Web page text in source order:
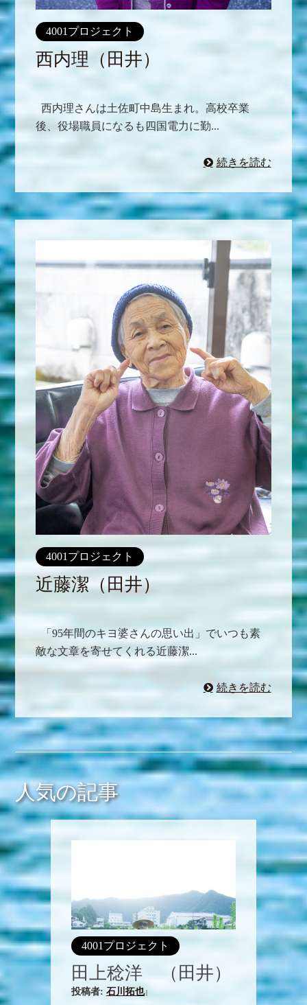
4001プロジェクト
西内理（田井）
西内理さんは土佐町中島生まれ。高校卒業
後、役場職員になるも四国電力に勤...
続きを読む
4001プロジェクト
近藤潔（田井）
「95年間のキヨ婆さんの思い出」でいつも素
敵な文章を寄せてくれる近藤潔...
続きを読む
人気の記事
4001プロジェクト
田上稔洋 （田井）
投稿者: 石川拓也|